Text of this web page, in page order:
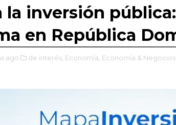
la inversión
en República
ago de interés, Economía, Economía & Negocios,